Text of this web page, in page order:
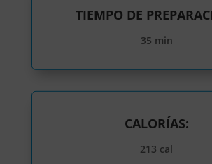
TIEMPO DE
35 min
CALORÍAS:
213 cal